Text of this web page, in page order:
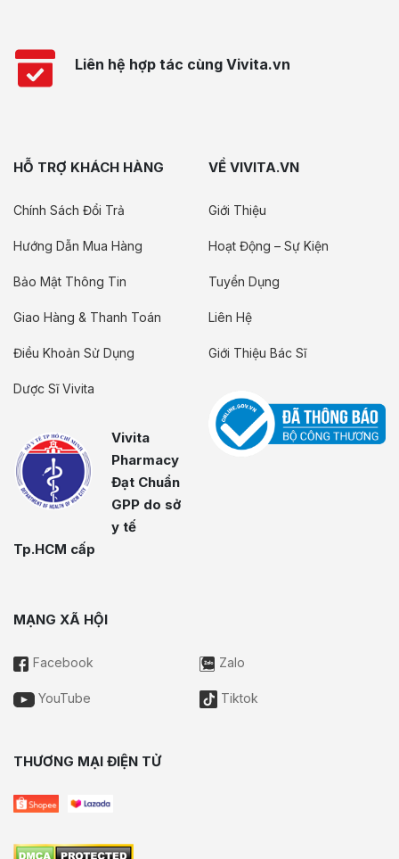
Liên hệ hợp tác cùng Vivita.vn
HỖ TRỢ KHÁCH HÀNG
Chính Sách Đổi Trả
Hướng Dẫn Mua Hàng
Bảo Mật Thông Tin
Giao Hàng & Thanh Toán
Điều Khoản Sử Dụng
Dược Sĩ Vivita
Vivita
Pharmacy
Đạt Chuẩn
GPP do sở
y tế
Tp.HCM cấp
VỀ VIVITA.VN
Giới Thiệu
Hoạt Động – Sự Kiện
Tuyển Dụng
Liên Hệ
Giới Thiệu Bác Sĩ
MẠNG XÃ HỘI
Facebook Zalo
YouTube Tiktok
THƯƠNG MẠI ĐIỆN TỬ